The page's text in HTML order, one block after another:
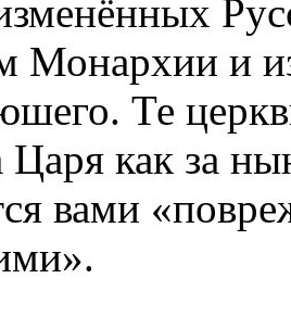
Монархии и
Те
Царя как за
вами